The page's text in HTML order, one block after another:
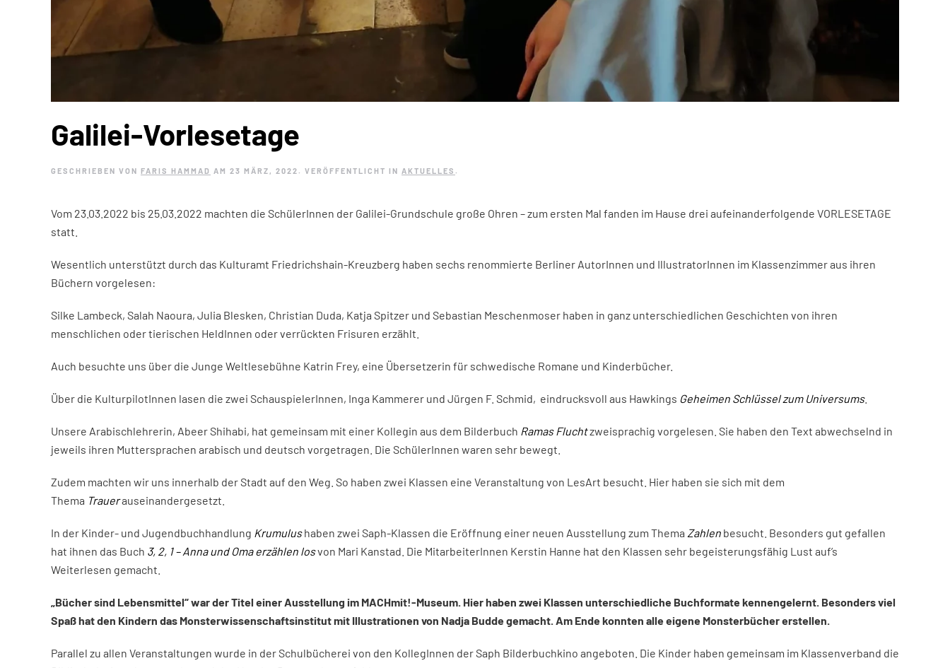
Galilei-Vorlesetage
GESCHRIEBEN VON FARIS HAMMAD AM 23 MÄRZ, 2022 . VERÖFFENTLICHT IN AKTUELLES .
Vom 23.03.2022 bis 25.03.2022 machten die SchülerInnen der Galilei-Grundschule große Ohren – zum ersten Mal fanden im Hause drei aufeinanderfolgende VORLESETAGE
statt.
Wesentlich unterstützt durch das Kulturamt Friedrichshain-Kreuzberg haben sechs renommierte Berliner AutorInnen und IllustratorInnen im Klassenzimmer aus ihren
Büchern vorgelesen:
Silke Lambeck, Salah Naoura, Julia Blesken, Christian Duda, Katja Spitzer und Sebastian Meschenmoser haben in ganz unterschiedlichen Geschichten von ihren
menschlichen oder tierischen HeldInnen oder verrückten Frisuren erzählt.
Auch besuchte uns über die Junge Weltlesebühne Katrin Frey, eine Übersetzerin für schwedische Romane und Kinderbücher.
Über die KulturpilotInnen lasen die zwei SchauspielerInnen, Inga Kammerer und Jürgen F. Schmid, eindrucksvoll aus Hawkings Geheimen Schlüssel zum Universums.
Unsere Arabischlehrerin, Abeer Shihabi, hat gemeinsam mit einer Kollegin aus dem Bilderbuch Ramas Fluchtzweisprachig vorgelesen. Sie haben den Text abwechselnd in
jeweils ihren Muttersprachen arabisch und deutsch vorgetragen. Die SchülerInnen waren sehr bewegt.
Zudem machten wir uns innerhalb der Stadt auf den Weg. So haben zwei Klassen eine Veranstaltung von LesArt besucht. Hier haben sie sich mit dem
Thema Trauerauseinandergesetzt.
In der Kinder- und Jugendbuchhandlung Krumulushaben zwei Saph-Klassen die Eröffnung einer neuen Ausstellung zum Thema Zahlen besucht. Besonders gut gefallen
hat ihnen das Buch 3, 2, 1 – Anna und Oma erzählen losvon Mari Kanstad. Die MitarbeiterInnen Kerstin Hanne hat den Klassen sehr begeisterungsfähig Lust auf’s
Weiterlesen gemacht.
„Bücher sind Lebensmittel“ war der Titel einer Ausstellung im MACHmit!-Museum. Hier haben zwei Klassen unterschiedliche Buchformate kennengelernt. Besonders viel
Spaß hat den Kindern das Monsterwissenschaftsinstitut mit Illustrationen von Nadja Budde gemacht. Am Ende konnten alle eigene Monsterbücher erstellen.
Parallel zu allen Veranstaltungen wurde in der Schulbücherei von den KollegInnen der Saph Bilderbuchkino angeboten. Die Kinder haben gemeinsam im Klassenverband die